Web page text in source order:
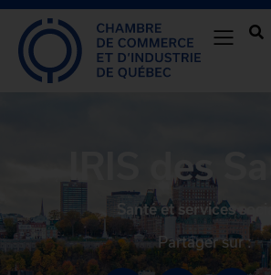
IRIS des
Santé et services
Partager sur :